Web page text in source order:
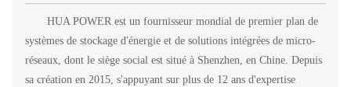
HUA POWER est un fournisseur mondial de premier plan de
systèmes de stockage d'énergie et de solutions intégrées de micro-
réseaux, dont le siège social est situé à Shenzhen, en Chine. Depuis
sa création en 2015, s'appuyant sur plus de 12 ans d'expertise